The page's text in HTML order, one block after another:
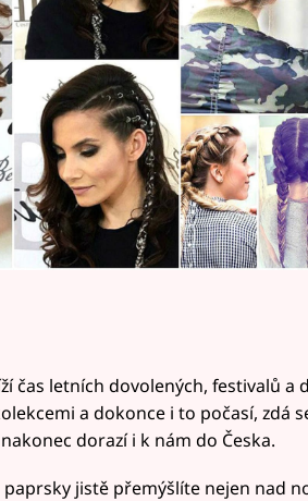
čas letních dovolených, festivalů a
a dokonce i to počasí, zdá
dorazí i k nám do Česka.
jistě přemýšlíte nejen nad